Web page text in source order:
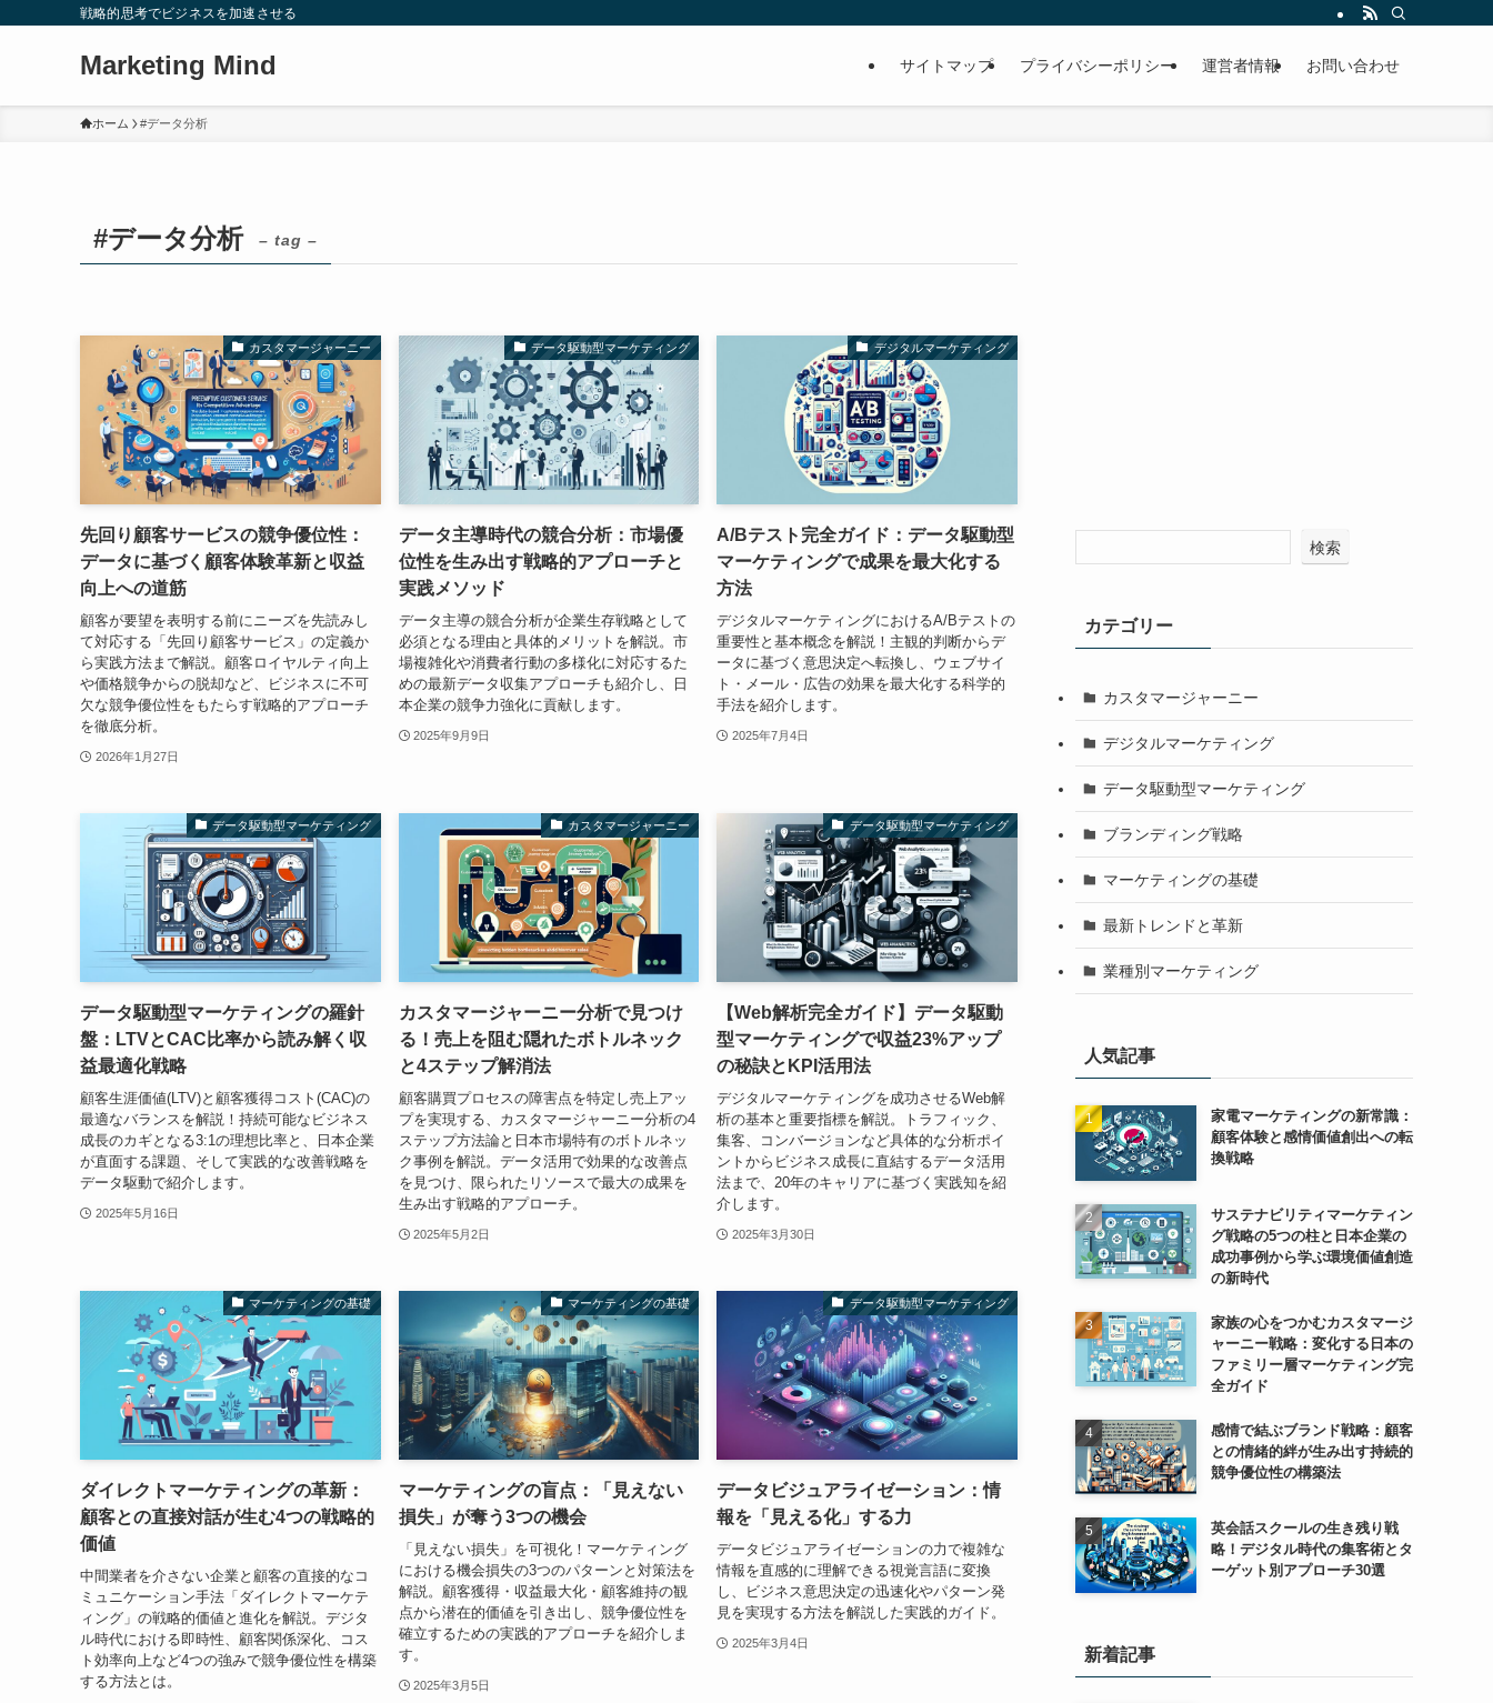
戦略的思考でビジネスを加速させる
Marketing Mind サイトマップ プライバシーポリシー 運営者情報 お問い合わせ
ホーム #データ分析
#データ分析 – tag –
カスタマージャーニー
先回り顧客サービスの競争優位性：
データに基づく顧客体験革新と収益
向上への道筋
顧客が要望を表明する前にニーズを先読みし
て対応する「先回り顧客サービス」の定義か
ら実践方法まで解説。顧客ロイヤルティ向上
や価格競争からの脱却など、ビジネスに不可
欠な競争優位性をもたらす戦略的アプローチ
を徹底分析。
2026年1月27日
データ駆動型マーケティング
データ主導時代の競合分析：市場優
位性を生み出す戦略的アプローチと
実践メソッド
データ主導の競合分析が企業生存戦略として
必須となる理由と具体的メリットを解説。市
場複雑化や消費者行動の多様化に対応するた
めの最新データ収集アプローチも紹介し、日
本企業の競争力強化に貢献します。
2025年9月9日
デジタルマーケティング
A/Bテスト完全ガイド：データ駆動型
マーケティングで成果を最大化する
方法
デジタルマーケティングにおけるA/Bテストの
重要性と基本概念を解説！主観的判断からデ
ータに基づく意思決定へ転換し、ウェブサイ
ト・メール・広告の効果を最大化する科学的
手法を紹介します。
2025年7月4日
データ駆動型マーケティング
データ駆動型マーケティングの羅針
盤：LTVとCAC比率から読み解く収
益最適化戦略
顧客生涯価値(LTV)と顧客獲得コスト(CAC)の
最適なバランスを解説！持続可能なビジネス
成長のカギとなる3:1の理想比率と、日本企業
が直面する課題、そして実践的な改善戦略を
データ駆動で紹介します。
2025年5月16日
カスタマージャーニー
カスタマージャーニー分析で見つけ
る！売上を阻む隠れたボトルネック
と4ステップ解消法
顧客購買プロセスの障害点を特定し売上アッ
プを実現する、カスタマージャーニー分析の4
ステップ方法論と日本市場特有のボトルネッ
ク事例を解説。データ活用で効果的な改善点
を見つけ、限られたリソースで最大の成果を
生み出す戦略的アプローチ。
2025年5月2日
データ駆動型マーケティング
【Web解析完全ガイド】データ駆動
型マーケティングで収益23%アップ
の秘訣とKPI活用法
デジタルマーケティングを成功させるWeb解
析の基本と重要指標を解説。トラフィック、
集客、コンバージョンなど具体的な分析ポイ
ントからビジネス成長に直結するデータ活用
法まで、20年のキャリアに基づく実践知を紹
介します。
2025年3月30日
マーケティングの基礎
ダイレクトマーケティングの革新：
顧客との直接対話が生む4つの戦略的
価値
中間業者を介さない企業と顧客の直接的なコ
ミュニケーション手法「ダイレクトマーケテ
ィング」の戦略的価値と進化を解説。デジタ
ル時代における即時性、顧客関係深化、コス
ト効率向上など4つの強みで競争優位性を構築
する方法とは。
マーケティングの基礎
マーケティングの盲点：「見えない
損失」が奪う3つの機会
「見えない損失」を可視化！マーケティング
における機会損失の3つのパターンと対策法を
解説。顧客獲得・収益最大化・顧客維持の観
点から潜在的価値を引き出し、競争優位性を
確立するための実践的アプローチを紹介しま
す。
2025年3月5日
データ駆動型マーケティング
データビジュアライゼーション：情
報を「見える化」する力
データビジュアライゼーションの力で複雑な
情報を直感的に理解できる視覚言語に変換
し、ビジネス意思決定の迅速化やパターン発
見を実現する方法を解説した実践的ガイド。
2025年3月4日
検索
カテゴリー
カスタマージャーニー
デジタルマーケティング
データ駆動型マーケティング
ブランディング戦略
マーケティングの基礎
最新トレンドと革新
業種別マーケティング
人気記事
家電マーケティングの新常識：
顧客体験と感情価値創出への転
換戦略
サステナビリティマーケティン
グ戦略の5つの柱と日本企業の
成功事例から学ぶ環境価値創造
の新時代
家族の心をつかむカスタマージ
ャーニー戦略：変化する日本の
ファミリー層マーケティング完
全ガイド
感情で結ぶブランド戦略：顧客
との情緒的絆が生み出す持続的
競争優位性の構築法
英会話スクールの生き残り戦
略！デジタル時代の集客術とタ
ーゲット別アプローチ30選
新着記事